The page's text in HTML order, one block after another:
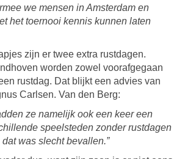
we mensen in Amsterdam en
het toernooi kennis kunnen laten
zijn er twee extra rustdagen.
worden zowel voorafgegaan
rustdag. Dat blijkt een advies van
Carlsen. Van den Berg:
ze namelijk ook een keer een
speelsteden zonder rustdagen
was slecht bevallen.”